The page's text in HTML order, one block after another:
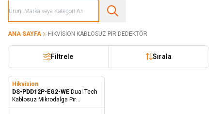
ANA SAYFA HIKVISION KABLOSUZ PIR DEDEKTÖR
Filtrele Sırala
Hikvision
DS-PDD12P-EG2-WE Dual-Tech
Kablosuz Mikrodalga Pır